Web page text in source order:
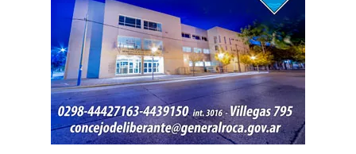
intervención del Gabinete de Criminalística, que realizó
las pericias correspondientes. Otros elementos
encontrados quedaron bajo resguardo para determinar su
procedencia.
Por disposición de la Fiscalía de turno, ambos hombres
permanecen detenidos en el marco de una causa por